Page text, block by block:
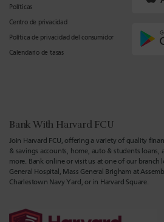
Políticas
Centro de privacidad
Política de privacidad del consumidor
Calendario de tasas
Bank With Harvard FCU
Join Harvard FCU, offering a variety of quality
& savings accounts, home, auto & students loans,
more. Bank online or visit us at one of our branch
General Hospital, Mass General Brigham at
Charlestown Navy Yard, or in Harvard Square.